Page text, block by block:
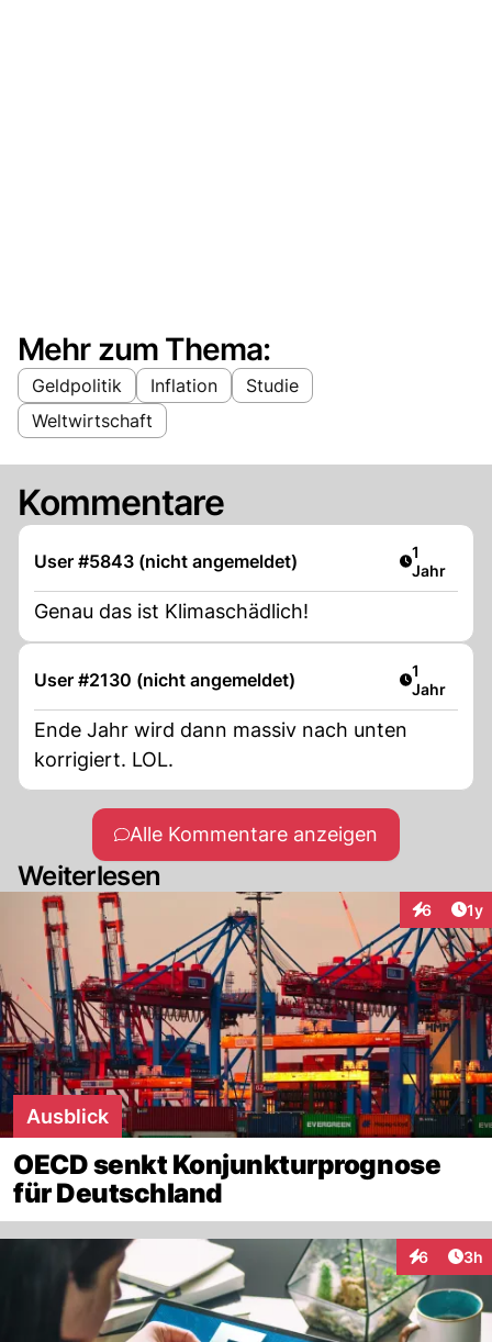
Mehr zum Thema:
Geldpolitik Inflation
Studie
Weltwirtschaft
Kommentare
User #5843 (nicht angemeldet) Artikel
1
Jahr
Genau das ist Klimaschädlich!
User #2130 (nicht angemeldet) Artikel
1
Jahr
Ende Jahr wird dann massiv nach unten
korrigiert. LOL.
Alle Kommentare anzeigen
Weiterlesen
6 1y
Ausblick
OECD senkt Konjunkturprognose
für Deutschland
6 3h